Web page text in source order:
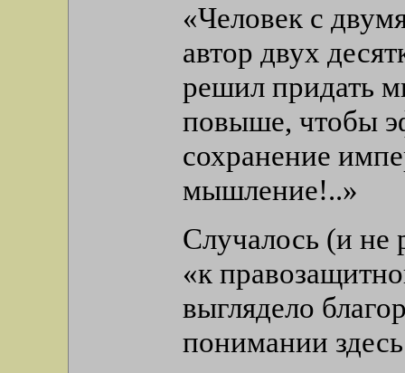
«Человек с
автор двух
решил придать
повыше, чтобы
сохранение
мышление!..»
Случалось (и не
«к
выглядело
понимании